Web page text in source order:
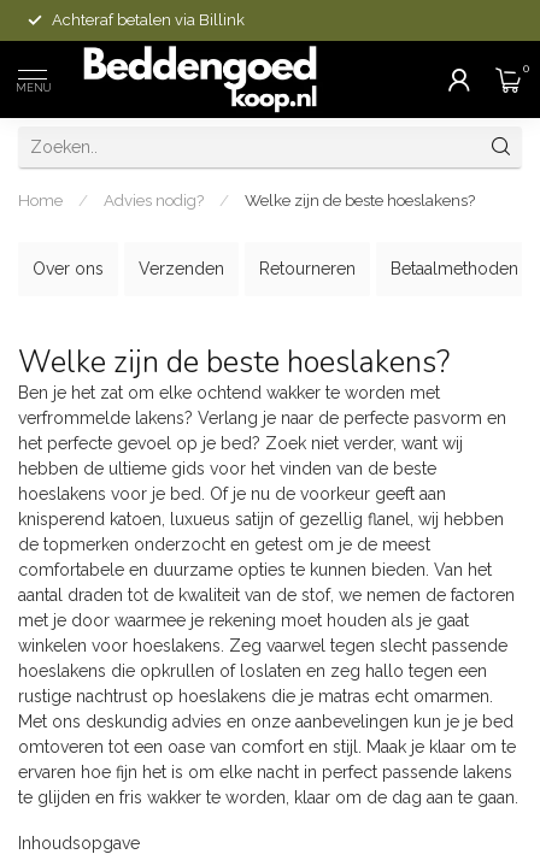
Op voorraad is vandaag besteld, morgen in
MENU
0
Home / Advies nodig? / Welke zijn de beste hoeslakens?
Over ons Verzenden Retourneren Betaalmethoden
Welke zijn de beste hoeslakens?
Ben je het zat om elke ochtend wakker te worden met
verfrommelde lakens? Verlang je naar de perfecte pasvorm en
het perfecte gevoel op je bed? Zoek niet verder, want wij
hebben de ultieme gids voor het vinden van de beste
hoeslakens voor je bed. Of je nu de voorkeur geeft aan
knisperend katoen, luxueus satijn of gezellig flanel, wij hebben
de topmerken onderzocht en getest om je de meest
comfortabele en duurzame opties te kunnen bieden. Van het
aantal draden tot de kwaliteit van de stof, we nemen de factoren
met je door waarmee je rekening moet houden als je gaat
winkelen voor hoeslakens. Zeg vaarwel tegen slecht passende
hoeslakens die opkrullen of loslaten en zeg hallo tegen een
rustige nachtrust op hoeslakens die je matras echt omarmen.
Met ons deskundig advies en onze aanbevelingen kun je je bed
omtoveren tot een oase van comfort en stijl. Maak je klaar om te
ervaren hoe fijn het is om elke nacht in perfect passende lakens
te glijden en fris wakker te worden, klaar om de dag aan te gaan.
Inhoudsopgave